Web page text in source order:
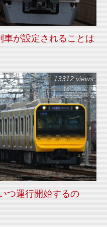
が設定されることは
つ運行開始するの
13312 views